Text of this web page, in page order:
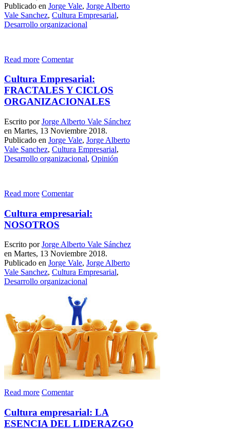
Publicado en Jorge Vale, Jorge Alberto
Vale Sanchez, Cultura Empresarial,
Desarrollo organizacional
Read more Comentar
Cultura Empresarial:
FRACTALES Y CICLOS
ORGANIZACIONALES
Escrito porJorge Alberto Vale Sánchez
en Martes, 13 Noviembre 2018.
Publicado en Jorge Vale, Jorge Alberto
Vale Sanchez, Cultura Empresarial,
Desarrollo organizacional, Opinión
Read more Comentar
Cultura empresarial:
NOSOTROS
Escrito porJorge Alberto Vale Sánchez
en Martes, 13 Noviembre 2018.
Publicado en Jorge Vale, Jorge Alberto
Vale Sanchez, Cultura Empresarial,
Desarrollo organizacional
Read more Comentar
Cultura empresarial: LA
ESENCIA DEL LIDERAZGO